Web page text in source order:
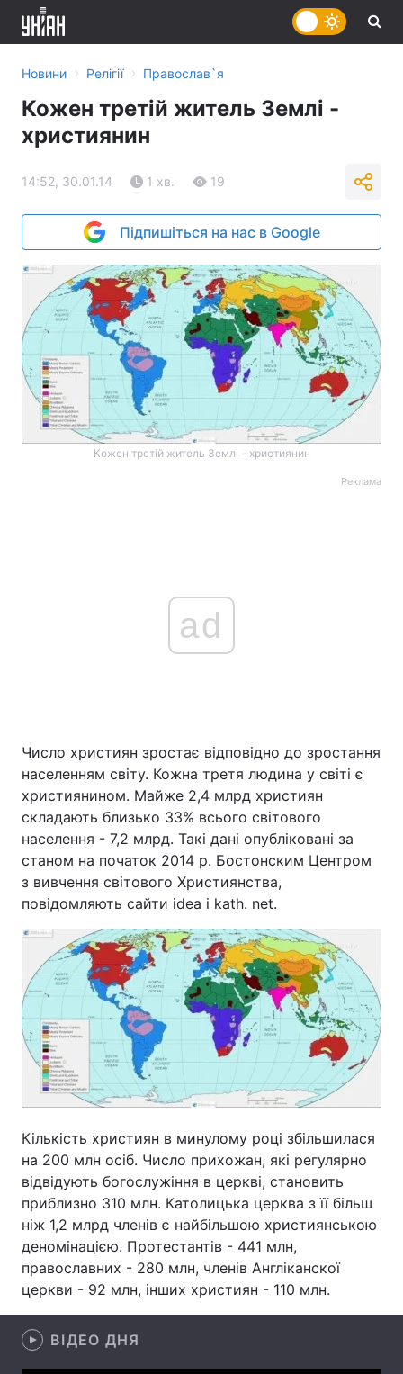
Головна Війна
Економіка Світ
Спорт Наука
Техно і зв'язок Лайт
Зброя Інциденти
Цікавинки Погода
Екологія Регіони
Лонгріди
Відео з Youtube Статті
Інтерв'ю
Новини › Релігії › Православ`я
Кожен третій житель Землі -
християнин
14:52, 30.01.14 1 хв. 19
Підпишіться на нас в Google
Кожен третій житель Землі - християнин
Реклама
ad
Число християн зростає відповідно до зростання
населенням світу. Кожна третя людина у світі є
християнином. Майже 2,4 млрд християн
складають близько 33% всього світового
населення - 7,2 млрд. Такі дані опубліковані за
станом на початок 2014 р. Бостонским Центром
з вивчення світового Християнства,
повідомляють сайти idea і kath. net.
Кількість християн в минулому році збільшилася
на 200 млн осіб. Число прихожан, які регулярно
відвідують богослужіння в церкві, становить
приблизно 310 млн. Католицька церква з її більш
ніж 1,2 млрд членів є найбільшою християнською
деномінацією. Протестантів - 441 млн,
православних - 280 млн, членів Aнгліканскої
церкви - 92 млн, інших християн - 110 млн.
ВІДЕО ДНЯ